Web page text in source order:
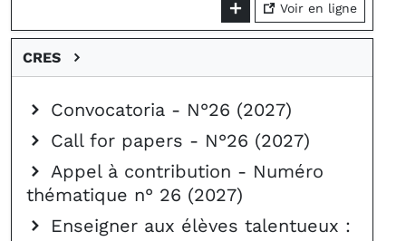
Voir en ligne
CRES
Convocatoria - N°26 (2027)
Call for papers - N°26 (2027)
Appel à contribution - Numéro
thématique n° 26 (2027)
Enseigner aux élèves talentueux :